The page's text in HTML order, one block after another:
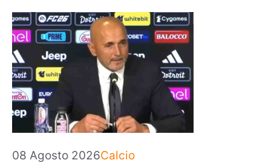
08 Agosto 2026Categorie
Calcio